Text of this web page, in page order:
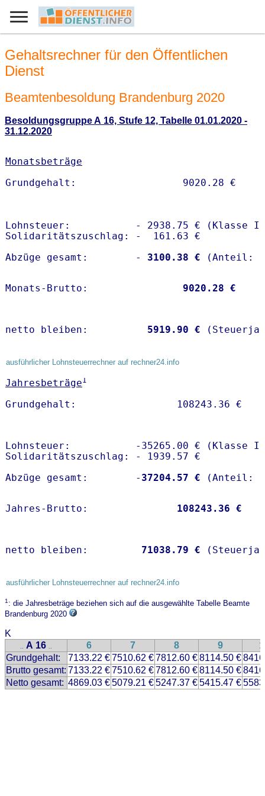
Gehaltsrechner für den Öffentlichen
Dienst
Beamtenbesoldung Brandenburg 2020
Besoldungsgruppe A 16, Stufe 12, Tabelle 01.01.2020 -
31.12.2020
Monatsbeträge
Lohnsteuer:           - 2938.75 € (Klasse I)
Solidaritätszuschlag: -  161.63 €
Abzüge gesamt:        -
3100.38 €
Monats-Brutto: 9020.28 €
netto bleiben: 5919.90 €
ausführlicher Lohnsteuerrechner auf rechner24.info
Jahresbeträge1
Lohnsteuer:           -35265.00 € (Klasse I)
Solidaritätszuschlag: - 1939.57 €
Abzüge gesamt:        - 37204.57 €
Jahres-Brutto: 108243.36 €
netto bleiben: 71038.79 €
ausführlicher Lohnsteuerrechner auf rechner24.info
1: die Jahresbeträge beziehen sich auf die ausgewählte Tabelle Beamte
Brandenburg 2020
K
.. A 16 .. 6 7 8 9
Grundgehalt:
7133.22 €7510.62 €7812.60 €8114.50 €
Brutto gesamt: 7133.22 €7510.62 €7812.60 €8114.50 €
Netto gesamt: 4869.03 €5079.21 €5247.37 €5415.47 €